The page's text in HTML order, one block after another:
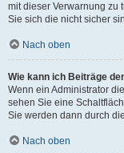
mit dieser Verwarnung zu
Sie sich die nicht sicher
Nach oben
Wie kann ich Beiträge
Wenn ein Administrator
sehen Sie eine
Sie werden dann durch
Nach oben